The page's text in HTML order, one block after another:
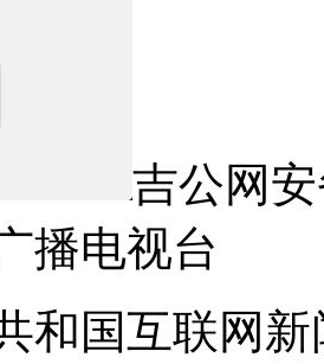
吉公网安
播电视台
和国互联网